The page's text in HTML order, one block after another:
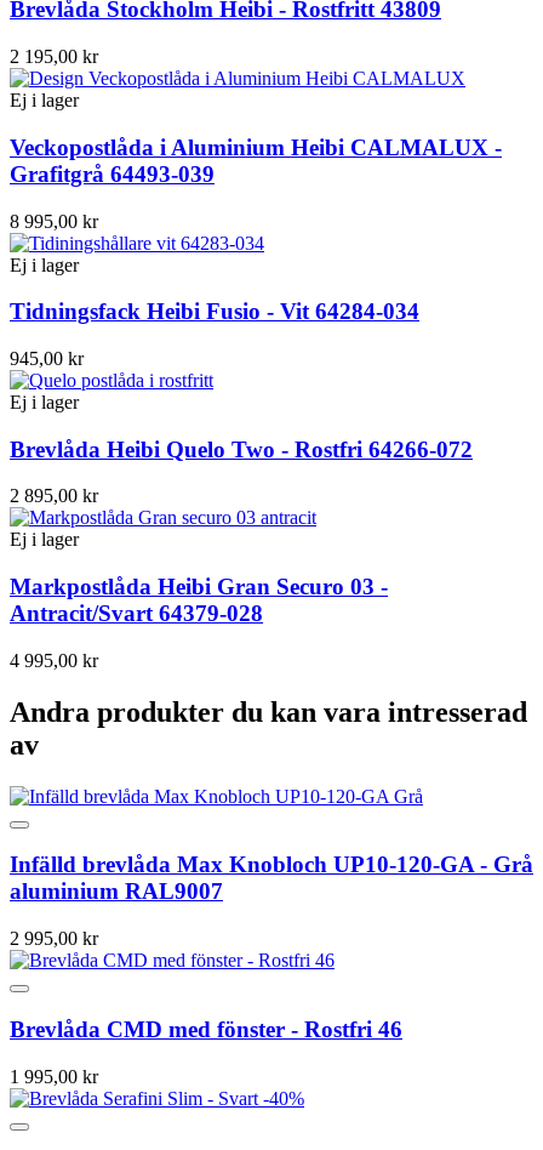
Brevlåda Stockholm Heibi - Rostfritt 43809
2 195,00 kr
Ej i lager
Veckopostlåda i Aluminium Heibi CALMALUX -
Grafitgrå 64493-039
8 995,00 kr
Ej i lager
Tidningsfack Heibi Fusio - Vit 64284-034
945,00 kr
Ej i lager
Brevlåda Heibi Quelo Two - Rostfri 64266-072
2 895,00 kr
Ej i lager
Markpostlåda Heibi Gran Securo 03 -
Antracit/Svart 64379-028
4 995,00 kr
Andra produkter du kan vara intresserad
av
Infälld brevlåda Max Knobloch UP10-120-GA - Grå
aluminium RAL9007
2 995,00 kr
Brevlåda CMD med fönster - Rostfri 46
1 995,00 kr
-40%